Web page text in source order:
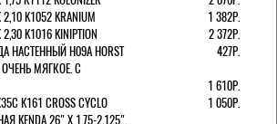
K1052 KRANIUM
1 382Р.
K1016 KINIPTION
2 372Р.
НАСТЕННЫЙ H09A HORST
427Р.
МЯГКОЕ. С
1 610Р.
K161 CROSS CYCLO
1 050Р.
KENDA 26" Х 1.75-2.125",